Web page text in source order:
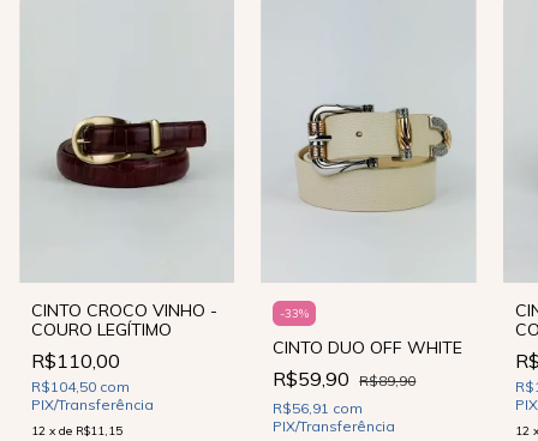
CINTO CROCO VINHO -
COURO LEGÍTIMO
R$110,00
R$104,50 com
PIX/Transferência
12 x de R$11,15
-33%
CINTO DUO OFF WHITE
R$59,90
R$89,90
R$56,91 com
PIX/Transferência
12